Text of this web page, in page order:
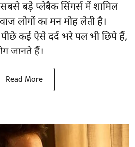
बड़े प्लेबैक सिंगर्स में शामिल
लोगों का मन मोह लेती है।
कई ऐसे दर्द भरे पल भी छिपे हैं,
जानते हैं।
Read More